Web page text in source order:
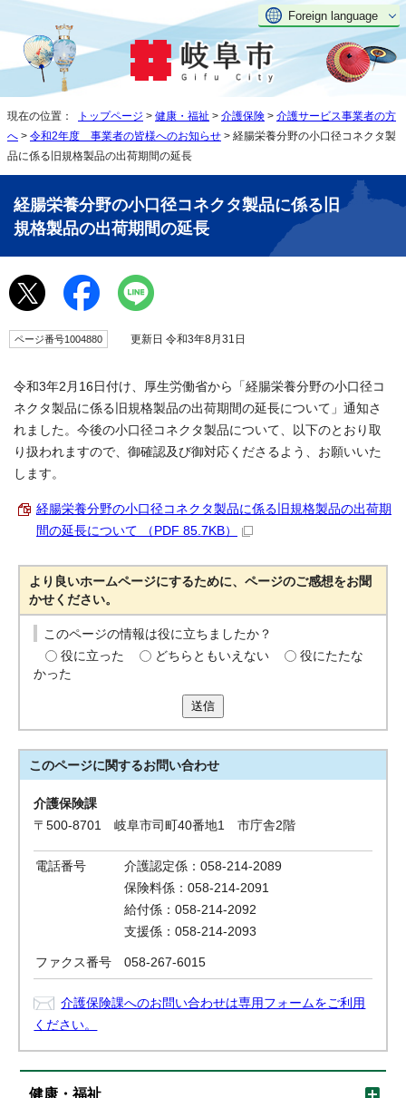
Foreign language
現在の位置： トップページ > 健康・福祉 > 介護保険 > 介護サービス事業者の方
へ > 令和2年度 事業者の皆様へのお知らせ > 経腸栄養分野の小口径コネクタ製
品に係る旧規格製品の出荷期間の延長
経腸栄養分野の小口径コネクタ製品に係る旧
規格製品の出荷期間の延長
ページ番号1004880 更新日 令和3年8月31日
令和3年2月16日付け、厚生労働省から「経腸栄養分野の小口径コ
ネクタ製品に係る旧規格製品の出荷期間の延長について」通知さ
れました。今後の小口径コネクタ製品について、以下のとおり取
り扱われますので、御確認及び御対応くださるよう、お願いいた
します。
経腸栄養分野の小口径コネクタ製品に係る旧規格製品の出荷期
間の延長について （PDF 85.7KB）
より良いホームページにするために、ページのご感想をお聞
かせください。
このページの情報は役に立ちましたか？
役に立った
どちらともいえない
役にたたな
かった
送信
このページに関するお問い合わせ
介護保険課
〒500-8701 岐阜市司町40番地1 市庁舎2階
電話番号
介護認定係：058-214-2089
保険料係：058-214-2091
給付係：058-214-2092
支援係：058-214-2093
ファクス番号 058-267-6015
介護保険課へのお問い合わせは専用フォームをご利用
ください。
健康・福祉